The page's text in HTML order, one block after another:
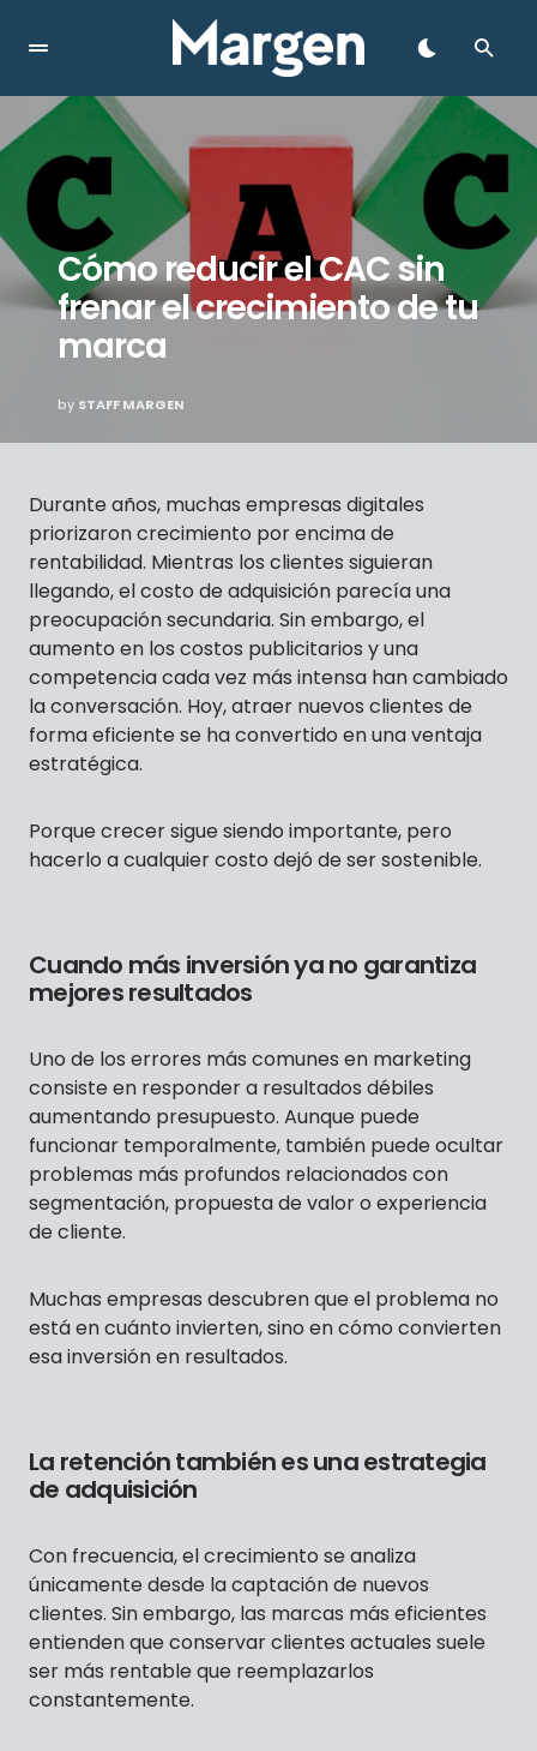
Cómo reducir el CAC sin
frenar el crecimiento de tu
marca
by STAFF MARGEN
Durante años, muchas empresas digitales
priorizaron crecimiento por encima de
rentabilidad. Mientras los clientes siguieran
llegando, el costo de adquisición parecía una
preocupación secundaria. Sin embargo, el
aumento en los costos publicitarios y una
competencia cada vez más intensa han cambiado
la conversación. Hoy, atraer nuevos clientes de
forma eficiente se ha convertido en una ventaja
estratégica.
Porque crecer sigue siendo importante, pero
hacerlo a cualquier costo dejó de ser sostenible.
Cuando más inversión ya no garantiza
mejores resultados
Uno de los errores más comunes en marketing
consiste en responder a resultados débiles
aumentando presupuesto. Aunque puede
funcionar temporalmente, también puede ocultar
problemas más profundos relacionados con
segmentación, propuesta de valor o experiencia
de cliente.
Muchas empresas descubren que el problema no
está en cuánto invierten, sino en cómo convierten
esa inversión en resultados.
La retención también es una estrategia
de adquisición
Con frecuencia, el crecimiento se analiza
únicamente desde la captación de nuevos
clientes. Sin embargo, las marcas más eficientes
entienden que conservar clientes actuales suele
ser más rentable que reemplazarlos
constantemente.